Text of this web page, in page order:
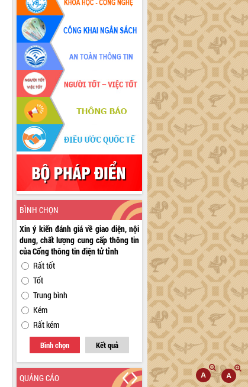
BÌNH CHỌN
Xin ý kiến đánh giá về giao diện, nội
dung, chất lượng cung cấp thông tin
của Cổng thông tin điện tử tỉnh
Rất tốt
Tốt
Trung bình
Kém
Rất kém
Bình chọn Kết quả
QUẢNG CÁO